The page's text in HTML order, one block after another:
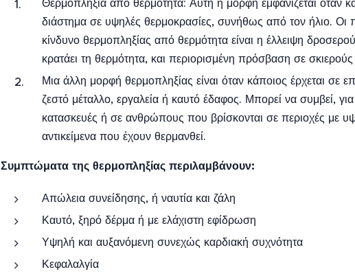
διάστημα σε υψηλές θερμοκρασίες, συνήθως από τον ήλιο.
κίνδυνο θερμοπληξίας από θερμότητα είναι η έλλειψη
κρατάει τη θερμότητα, και περιορισμένη πρόσβαση σε
Μια άλλη μορφή θερμοπληξίας είναι όταν κάποιος έρχεται σε
ζεστό μέταλλο, εργαλεία ή καυτό έδαφος. Μπορεί να συμβεί,
κατασκευές ή σε ανθρώπους που βρίσκονται σε περιοχές με
αντικείμενα που έχουν θερμανθεί.
Συμπτώματα της θερμοπληξίας περιλαμβάνουν:
Απώλεια συνείδησης, ή ναυτία και ζάλη
Καυτό, ξηρό δέρμα ή με ελάχιστη εφίδρωση
Υψηλή και αυξανόμενη συνεχώς καρδιακή συχνότητα
Κεφαλαλγία